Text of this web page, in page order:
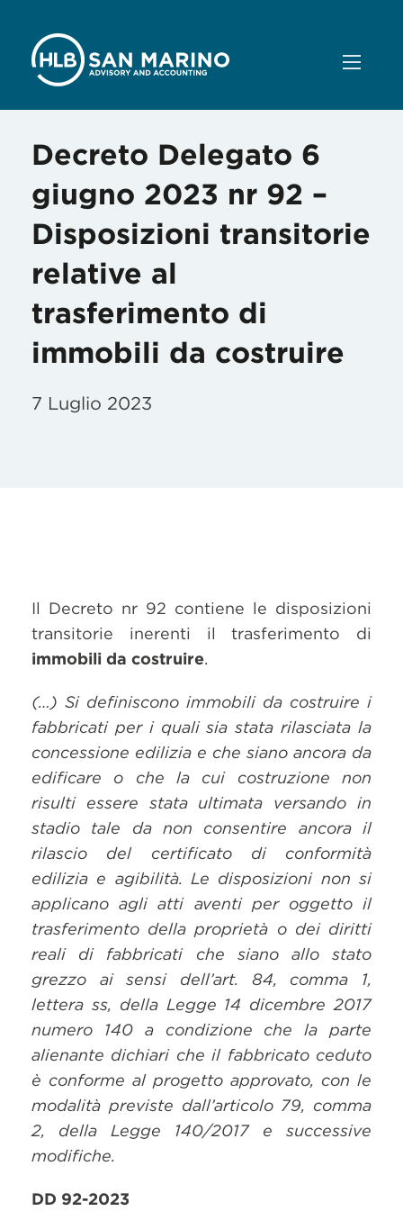
Decreto Delegato 6
giugno 2023 nr 92 –
Disposizioni transitorie
relative al
trasferimento di
immobili da costruire
7 Luglio 2023
Il Decreto nr 92 contiene le disposizioni
transitorie inerenti il trasferimento di
immobili da costruire.
(…) Si definiscono immobili da costruire i
fabbricati per i quali sia stata rilasciata la
concessione edilizia e che siano ancora da
edificare o che la cui costruzione non
risulti essere stata ultimata versando in
stadio tale da non consentire ancora il
rilascio del certificato di conformità
edilizia e agibilità. Le disposizioni non si
applicano agli atti aventi per oggetto il
trasferimento della proprietà o dei diritti
reali di fabbricati che siano allo stato
grezzo ai sensi dell’art. 84, comma 1,
lettera ss, della Legge 14 dicembre 2017
numero 140 a condizione che la parte
alienante dichiari che il fabbricato ceduto
è conforme al progetto approvato, con le
modalità previste dall’articolo 79, comma
2, della Legge 140/2017 e successive
modifiche.
DD 92-2023